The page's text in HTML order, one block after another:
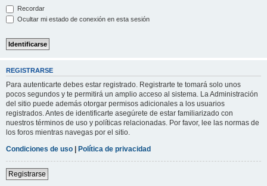
Recordar
Ocultar mi estado de conexión en esta sesión
REGISTRARSE
Para autenticarte debes estar registrado. Registrarte te tomará solo unos
pocos segundos y te permitirá un amplio acceso al sistema. La Administración
del sitio puede además otorgar permisos adicionales a los usuarios
registrados. Antes de identificarte asegúrete de estar familiarizado con
nuestros términos de uso y políticas relacionadas. Por favor, lee las normas de
los foros mientras navegas por el sitio.
Condiciones de uso | Política de privacidad
Registrarse